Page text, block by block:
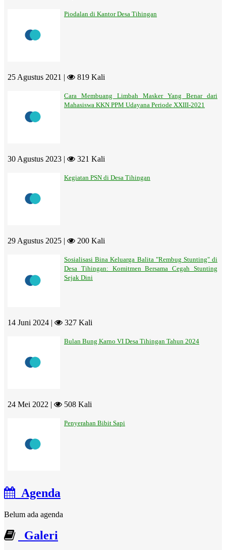
Piodalan di Kantor Desa Tihingan
25 Agustus 2021 | 819 Kali
Cara Membuang Limbah Masker Yang Benar dari
Mahasiswa KKN PPM Udayana Periode XXIII-2021
30 Agustus 2023 | 321 Kali
Kegiatan PSN di Desa Tihingan
29 Agustus 2025 | 200 Kali
Sosialisasi Bina Keluarga Balita "Rembug Stunting" di
Desa Tihingan: Komitmen Bersama Cegah Stunting
Sejak Dini
14 Juni 2024 | 327 Kali
Bulan Bung Karno VI Desa Tihingan Tahun 2024
24 Mei 2022 | 508 Kali
Penyerahan Bibit Sapi
Agenda
Belum ada agenda
Galeri